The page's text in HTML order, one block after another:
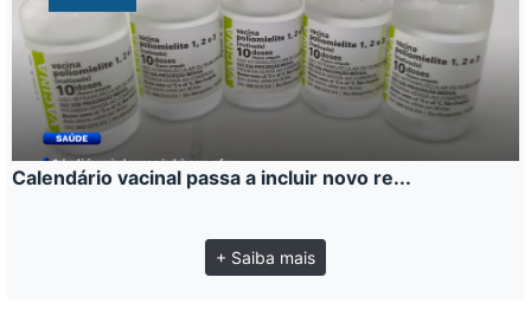
Calendário vacinal passa a incluir novo re...
+ Saiba mais